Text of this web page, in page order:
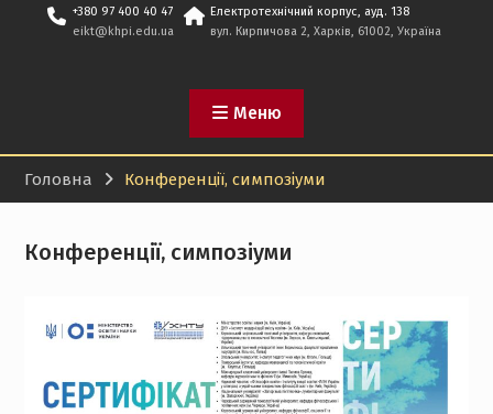
кваліфікаційних робіт
бакалаврів заочної
+380 97 400 40 47
eikt@khpi.edu.ua
Електротехнічний корпус, ауд. 138
вул. Кирпичова 2, Харків, 61002, Україна
Меню
Головна Конференції, симпозіуми
Конференції, симпозіуми